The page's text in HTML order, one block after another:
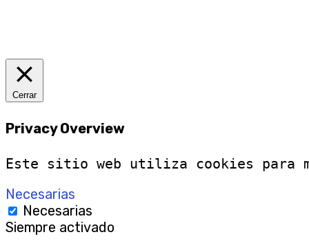
Cerrar
Privacy Overview
Este sitio web utiliza cookies para
Necesarias
Necesarias
Siempre activado